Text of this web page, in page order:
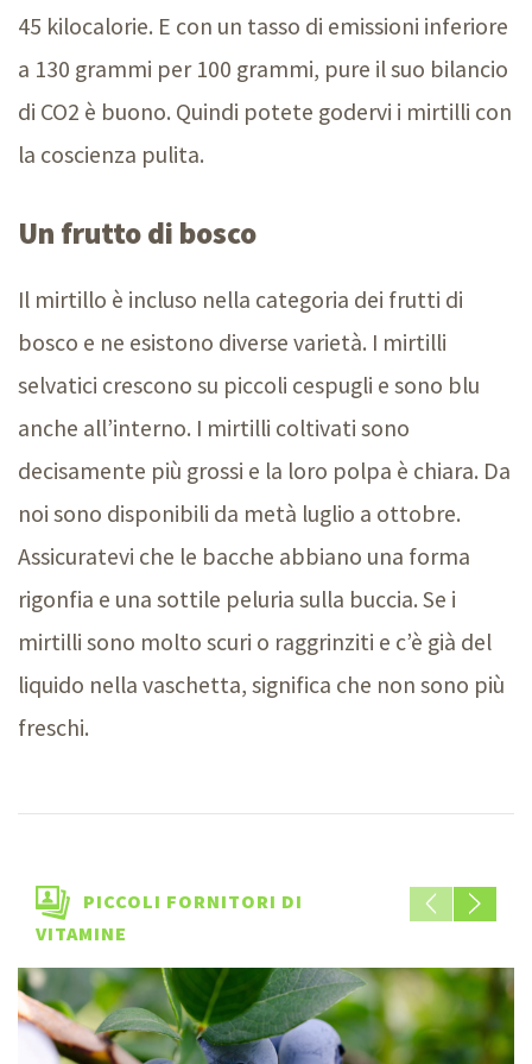
45 kilocalorie. E con un tasso di emissioni inferiore
a 130 grammi per 100 grammi, pure il suo bilancio
di CO2 è buono. Quindi potete godervi i mirtilli con
la coscienza pulita.
Un frutto di bosco
Il mirtillo è incluso nella categoria dei frutti di
bosco e ne esistono diverse varietà. I mirtilli
selvatici crescono su piccoli cespugli e sono blu
anche all’interno. I mirtilli coltivati sono
decisamente più grossi e la loro polpa è chiara. Da
noi sono disponibili da metà luglio a ottobre.
Assicuratevi che le bacche abbiano una forma
rigonfia e una sottile peluria sulla buccia. Se i
mirtilli sono molto scuri o raggrinziti e c’è già del
liquido nella vaschetta, significa che non sono più
freschi.
PICCOLI FORNITORI DI
VITAMINE